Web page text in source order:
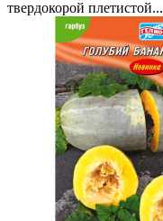
твердокорой плетистой...